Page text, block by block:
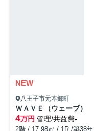
NEW
八王子市元本郷町
ＷＡＶＥ（ウェーブ）
4万円 管理/共益費-
2階 / 17.98㎡ / 1R /築38年